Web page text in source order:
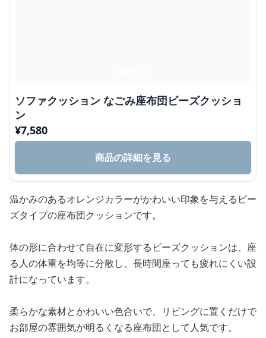
ソファクッション なごみ座布団ビーズクッショ
ン
¥7,580
商品の詳細を見る
温かみのあるオレンジカラーがかわいい印象を与えるビー
ズタイプの座布団クッションです。
体の形に合わせて自在に変形するビーズクッションは、座
る人の体重を均等に分散し、長時間座っても疲れにくい設
計になっています。
柔らかな素材とかわいい色合いで、リビングに置くだけで
お部屋の雰囲気が明るくなる座布団として人気です。